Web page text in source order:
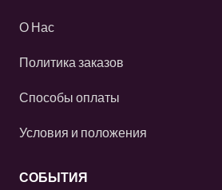
О Нас
Политика заказов
Способы оплаты
Условия и положения
СОБЫТИЯ